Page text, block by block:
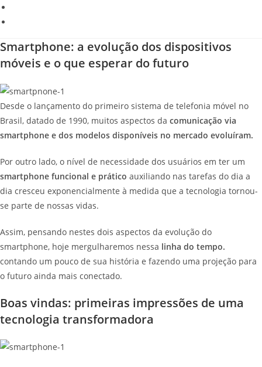
Smartphone: a evolução dos dispositivos
móveis e o que esperar do futuro
Desde o lançamento do primeiro sistema de telefonia móvel no
Brasil, datado de 1990, muitos aspectos da comunicação via
smartphone e dos modelos disponíveis no mercado evoluíram.
Por outro lado, o nível de necessidade dos usuários em ter um
smartphone funcional e prático auxiliando nas tarefas do dia a
dia cresceu exponencialmente à medida que a tecnologia tornou-
se parte de nossas vidas.
Assim, pensando nestes dois aspectos da evolução do
smartphone, hoje mergulharemos nessa linha do tempo.
contando um pouco de sua história e fazendo uma projeção para
o futuro ainda mais conectado.
Boas vindas: primeiras impressões de uma
tecnologia transformadora